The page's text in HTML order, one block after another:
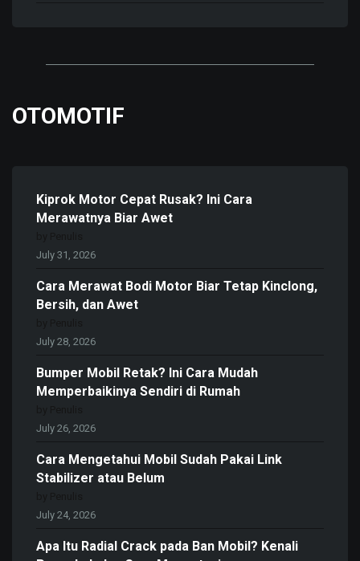
OTOMOTIF
Kiprok Motor Cepat Rusak? Ini Cara
Merawatnya Biar Awet
July 31, 2026
Cara Merawat Bodi Motor Biar Tetap Kinclong,
Bersih, dan Awet
July 28, 2026
Bumper Mobil Retak? Ini Cara Mudah
Memperbaikinya Sendiri di Rumah
July 26, 2026
Cara Mengetahui Mobil Sudah Pakai Link
Stabilizer atau Belum
July 24, 2026
Apa Itu Radial Crack pada Ban Mobil? Kenali